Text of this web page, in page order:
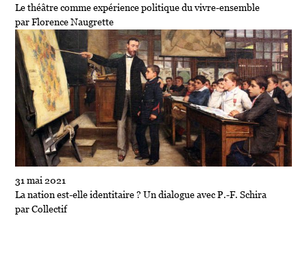
Le théâtre comme expérience politique du vivre-ensemble
par Florence Naugrette
31 mai 2021
La nation est-elle identitaire ? Un dialogue avec P.-F. Schira
par Collectif